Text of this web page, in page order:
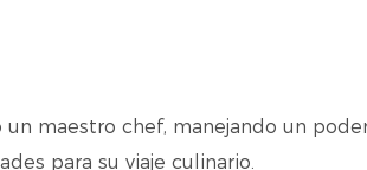
maestro chef, manejando un
para su viaje culinario.